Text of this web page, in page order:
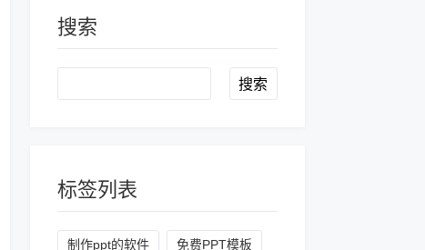
搜索
Search
标签列表
制作ppt的软件 免费PPT模板